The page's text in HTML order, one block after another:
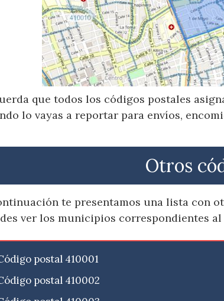
que todos los códigos postales
lo vayas a reportar para envíos,
Otros
te presentamos una lista con
ver los municipios correspondientes al
postal 410001
postal 410002